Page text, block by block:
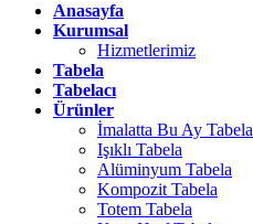
Anasayfa
Kurumsal
Hizmetlerimiz
Tabela
Tabelacı
Ürünler
İmalatta Bu Ay Tabela
Işıklı Tabela
Alüminyum Tabela
Kompozit Tabela
Totem Tabela